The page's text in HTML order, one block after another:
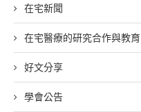
在宅新聞
在宅醫療的研究合作與教育
好文分享
學會公告